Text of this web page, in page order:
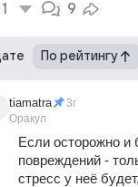
1 9
По рейтингу
tiamatra
Оракул
3г
Если осторожно и
повреждений -
стресс у неё